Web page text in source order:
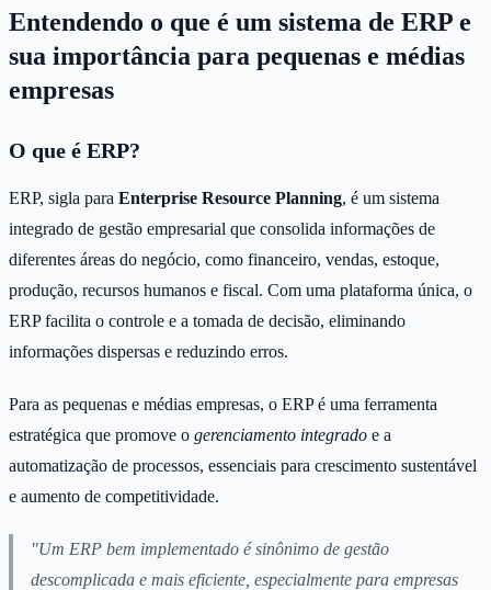
Entendendo o que é um sistema de ERP e
sua importância para pequenas e médias
empresas
O que é ERP?
ERP, sigla para Enterprise Resource Planning, é um sistema
integrado de gestão empresarial que consolida informações de
diferentes áreas do negócio, como financeiro, vendas, estoque,
produção, recursos humanos e fiscal. Com uma plataforma única, o
ERP facilita o controle e a tomada de decisão, eliminando
informações dispersas e reduzindo erros.
Para as pequenas e médias empresas, o ERP é uma ferramenta
estratégica que promove o gerenciamento integrado e a
automatização de processos, essenciais para crescimento sustentável
e aumento de competitividade.
"Um ERP bem implementado é sinônimo de gestão
descomplicada e mais eficiente, especialmente para empresas